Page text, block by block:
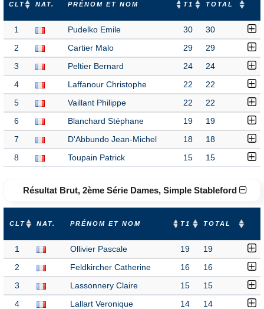
CLT NAT. PRÉNOM ET NOM T1 TOTAL
1 Pudelko Emile 30 30
2 Cartier Malo 29 29
3 Peltier Bernard 24 24
4 Laffanour Christophe 22 22
5 Vaillant Philippe 22 22
6 Blanchard Stéphane 19 19
7 D'Abbundo Jean-Michel 18 18
8 Toupain Patrick 15 15
Résultat Brut, 2ème Série Dames, Simple Stableford
CLT NAT. PRÉNOM ET NOM T1 TOTAL
1 Ollivier Pascale 19 19
2 Feldkircher Catherine 16 16
3 Lassonnery Claire 15 15
4 Lallart Veronique 14 14